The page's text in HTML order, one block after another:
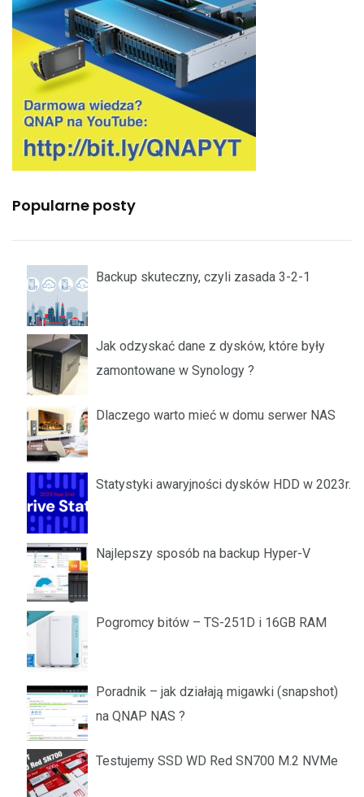
Popularne posty
Backup skuteczny, czyli zasada 3-2-1
Jak odzyskać dane z dysków, które były
zamontowane w Synology ?
Dlaczego warto mieć w domu serwer NAS
Statystyki awaryjności dysków HDD w 2023r.
Najlepszy sposób na backup Hyper-V
Pogromcy bitów – TS-251D i 16GB RAM
Poradnik – jak działają migawki (snapshot)
na QNAP NAS ?
Testujemy SSD WD Red SN700 M.2 NVMe